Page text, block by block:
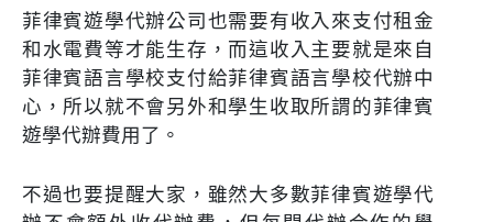
菲律賓遊學代辦公司也需要有收入來支付租金
和水電費等才能生存，而這收入主要就是來自
菲律賓語言學校支付給菲律賓語言學校代辦中
心，所以就不會另外和學生收取所謂的菲律賓
遊學代辦費用了。
不過也要提醒大家，雖然大多數菲律賓遊學代